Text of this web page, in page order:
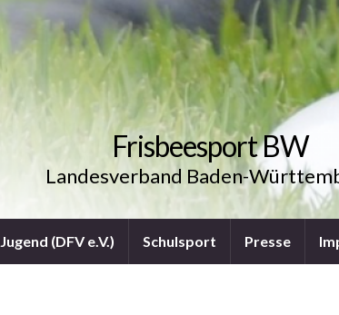
Frisbeesport BW
Landesverband Baden-
Jugend (DFV e.V.) Schulsport Presse